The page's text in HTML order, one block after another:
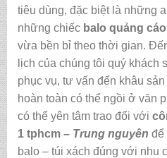
tiêu dùng, đặc biệt là những
những chiếc balo quảng cáo
vừa bền bỉ theo thời gian.
lịch của chúng tôi quý khách
phục vụ, tư vấn đến khâu
hoàn toàn có thể ngồi ở văn
có thể yên tâm trao đổi với
1 tphcm– Trung nguyên để
balo – túi xách đúng với nhu